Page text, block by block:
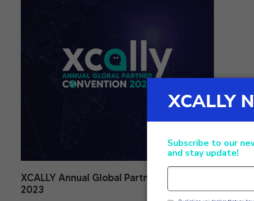
XCALLY Annual Global Partner Convention
2023